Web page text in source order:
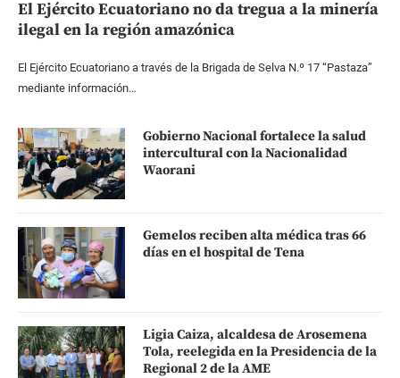
El Ejército Ecuatoriano no da tregua a la minería
ilegal en la región amazónica
El Ejército Ecuatoriano a través de la Brigada de Selva N.º 17 “Pastaza”
mediante información…
Gobierno Nacional fortalece la salud
intercultural con la Nacionalidad
Waorani
Gemelos reciben alta médica tras 66
días en el hospital de Tena
Ligia Caiza, alcaldesa de Arosemena
Tola, reelegida en la Presidencia de la
Regional 2 de la AME